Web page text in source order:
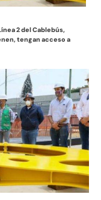
2 del Cablebús,
tengan acceso a